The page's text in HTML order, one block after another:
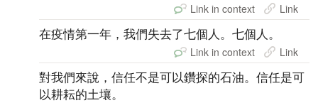
Link in context Link
在疫情第一年，我們失去了七個人。七個人。
Link in context Link
對我們來說，信任不是可以鑽探的石油。信任是可
以耕耘的土壤。